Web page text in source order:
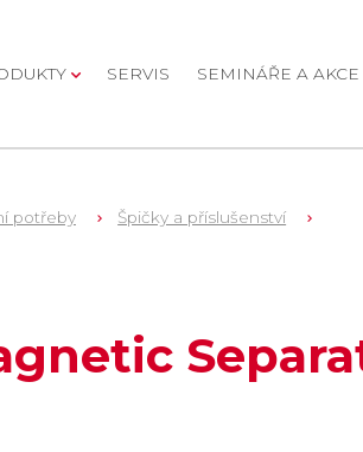
SERVIS SEMINÁŘE A AKCE
potřeby Špičky a příslušenství